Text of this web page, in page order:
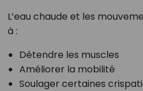
L’eau chaude et les
à :
Détendre les muscles
Améliorer la mobilité
Soulager certaines